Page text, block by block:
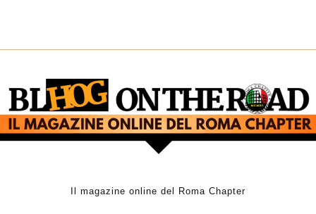
Il magazine online del Roma Chapter